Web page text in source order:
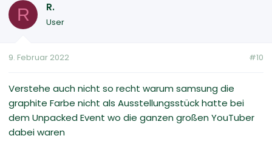
R R.
User
9. Februar 2022 #10
Verstehe auch nicht so recht warum samsung die
graphite Farbe nicht als Ausstellungsstück hatte bei
dem Unpacked Event wo die ganzen großen YouTuber
dabei waren